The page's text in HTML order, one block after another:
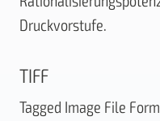
Druckvorstufe.
TIFF
Tagged Image File